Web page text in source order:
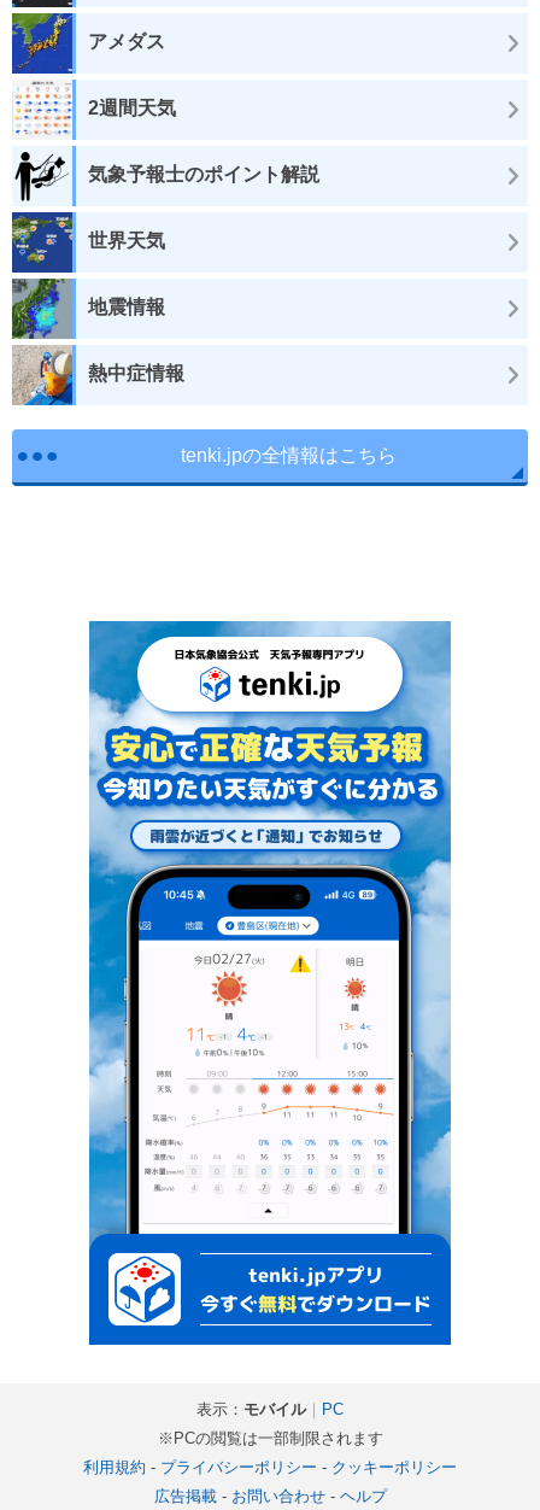
アメダス
2週間天気
気象予報士のポイント解説
世界天気
地震情報
熱中症情報
tenki.jpの全情報はこちら
表示： モバイル｜ PC
※PCの閲覧は一部制限されます
利用規約 - プライバシーポリシー - クッキーポリシー
広告掲載- お問い合わせ- ヘルプ